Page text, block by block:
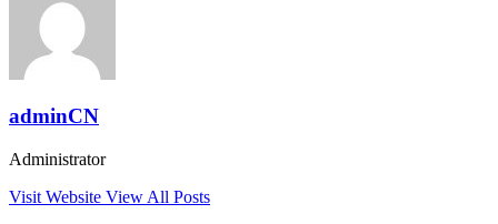
adminCN
Administrator
Visit Website View All Posts